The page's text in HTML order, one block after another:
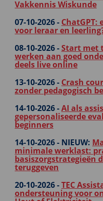
Vakkennis Wiskunde
07-10-2026 - ChatGPT:
voor leraar en
08-10-2026 -Start met
werken aan goed
deels live online
13-10-2026 - Crash
zonder pedagogisch
14-10-2026 -AI als
gepersonaliseerde
beginners
14-10-2026 - NIEUW:
minimale werklast:
basiszorgstrategieën
teruggeven
20-10-2026 -TEC
ondersteuning voor